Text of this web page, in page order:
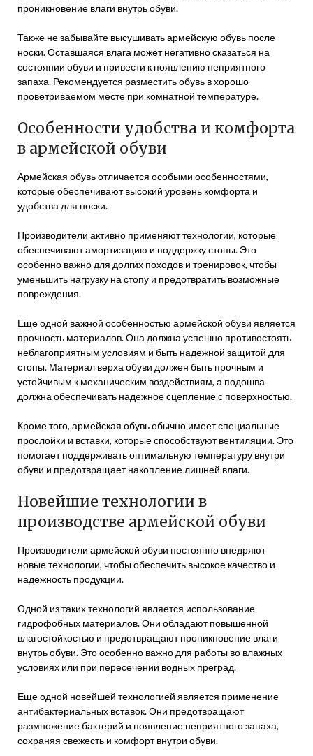
проникновение влаги внутрь обуви.
Также не забывайте высушивать армейскую обувь после
носки. Оставшаяся влага может негативно сказаться на
состоянии обуви и привести к появлению неприятного
запаха. Рекомендуется разместить обувь в хорошо
проветриваемом месте при комнатной температуре.
Особенности удобства и комфорта
в армейской обуви
Армейская обувь отличается особыми особенностями,
которые обеспечивают высокий уровень комфорта и
удобства для носки.
Производители активно применяют технологии, которые
обеспечивают амортизацию и поддержку стопы. Это
особенно важно для долгих походов и тренировок, чтобы
уменьшить нагрузку на стопу и предотвратить возможные
повреждения.
Еще одной важной особенностью армейской обуви является
прочность материалов. Она должна успешно противостоять
неблагоприятным условиям и быть надежной защитой для
стопы. Материал верха обуви должен быть прочным и
устойчивым к механическим воздействиям, а подошва
должна обеспечивать надежное сцепление с поверхностью.
Кроме того, армейская обувь обычно имеет специальные
прослойки и вставки, которые способствуют вентиляции. Это
помогает поддерживать оптимальную температуру внутри
обуви и предотвращает накопление лишней влаги.
Новейшие технологии в
производстве армейской обуви
Производители армейской обуви постоянно внедряют
новые технологии, чтобы обеспечить высокое качество и
надежность продукции.
Одной из таких технологий является использование
гидрофобных материалов. Они обладают повышенной
влагостойкостью и предотвращают проникновение влаги
внутрь обуви. Это особенно важно для работы во влажных
условиях или при пересечении водных преград.
Еще одной новейшей технологией является применение
антибактериальных вставок. Они предотвращают
размножение бактерий и появление неприятного запаха,
сохраняя свежесть и комфорт внутри обуви.